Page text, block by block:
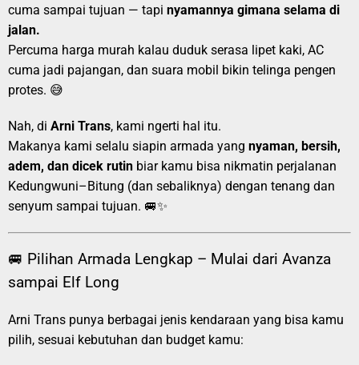
cuma sampai tujuan — tapi nyamannya gimana selama di
jalan.
Percuma harga murah kalau duduk serasa lipet kaki, AC
cuma jadi pajangan, dan suara mobil bikin telinga pengen
protes. 😅
Nah, di Arni Trans, kami ngerti hal itu.
Makanya kami selalu siapin armada yang nyaman, bersih,
adem, dan dicek rutin biar kamu bisa nikmatin perjalanan
Kedungwuni–Bitung (dan sebaliknya) dengan tenang dan
senyum sampai tujuan. 🚐✨
🚐 Pilihan Armada Lengkap – Mulai dari Avanza
sampai Elf Long
Arni Trans punya berbagai jenis kendaraan yang bisa kamu
pilih, sesuai kebutuhan dan budget kamu: